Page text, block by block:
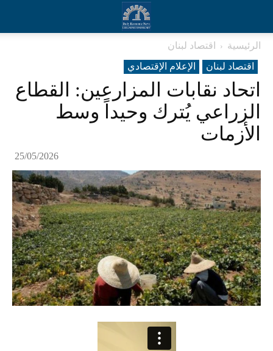
الرئيسية
اقتصاد لبنان
اقتصاد لبنان
الإعلام الإقتصادي
اتحاد نقابات المزارعين: القطاع
الزراعي يُترك وحيداً وسط
الأزمات
25/05/2026